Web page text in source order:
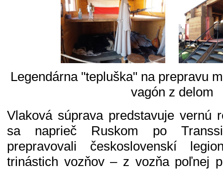
Legendárna "tepluška" na prepravu
vagón z delom
Vlaková súprava predstavuje vernú
sa naprieč Ruskom po
prepravovali československí
trinástich vozňov – z vozňa poľnej